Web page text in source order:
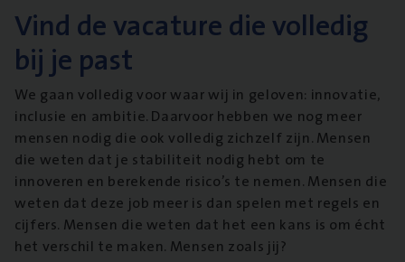
Vind de vacature die volledig
bij je past
We gaan volledig voor waar wij in geloven: innovatie,
inclusie en ambitie. Daarvoor hebben we nog meer
mensen nodig die ook volledig zichzelf zijn. Mensen
die weten dat je stabiliteit nodig hebt om te
innoveren en berekende risico’s te nemen. Mensen die
weten dat deze job meer is dan spelen met regels en
cijfers. Mensen die weten dat het een kans is om écht
het verschil te maken. Mensen zoals jij?